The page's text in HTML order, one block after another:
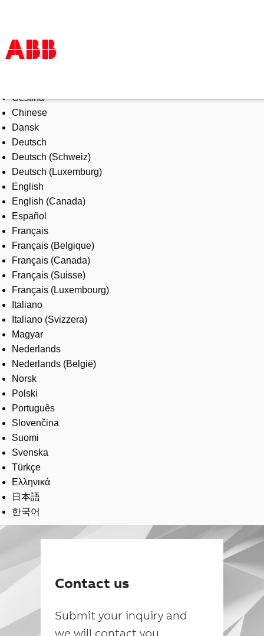
Products & Solutions
Industries
Services
About us
Where to buy
Contact us
Careers
Čeština
Chinese
Dansk
Deutsch
Deutsch (Schweiz)
Deutsch (Luxemburg)
English
English (Canada)
Español
Français
Français (Belgique)
Français (Canada)
Français (Suisse)
Français (Luxembourg)
Italiano
Italiano (Svizzera)
Magyar
Nederlands
Nederlands (België)
Norsk
Polski
Português
Slovenčina
Suomi
Svenska
Türkçe
Ελληνικά
日本語
한국어
Contact us
Submit your inquiry and
we will contact you